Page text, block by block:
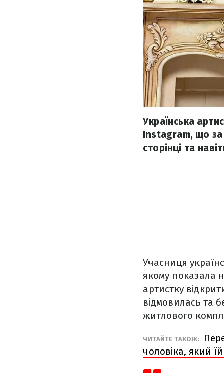
Українська
Instagram, що за
сторінці та
Учасниця
якому показала
артистку
відмовилась та
житлового
ЧИТАЙТЕ ТАКОЖ:
чоловіка, який